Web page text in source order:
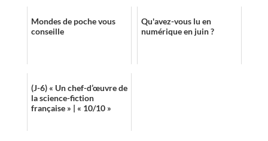
Mondes de poche vous
conseille
Qu'avez-vous lu en
numérique en juin ?
(J-6) « Un chef-d’œuvre de
la science-fiction
française » | « 10/10 »